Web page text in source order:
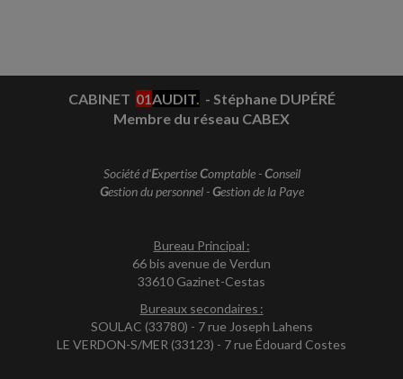
CABINET 01 AUDIT. - Stéphane DUPÉRÉ
Membre du réseau CABEX
Société d'ExpertiseComptable -Conseil
Gestion du personnel -Gestion de la Paye
Bureau Principal :
66 bis avenue de Verdun
33610 Gazinet-Cestas
Bureaux secondaires :
SOULAC (33780) - 7 rue Joseph Lahens
LE VERDON-S/MER (33123) - 7 rue Édouard Costes